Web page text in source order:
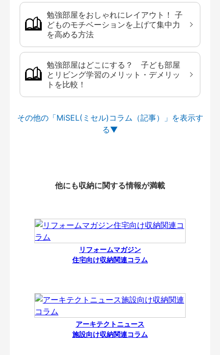
勉強部屋をおしゃれにレイアウト！ 子
どものモチベーションを上げて集中力
を高める方法
勉強部屋はどこにする？ 子ども部屋
とリビング学習のメリット・デメリッ
トを比較！
その他の「MiSEL(ミセル)コラム（記事）」を
他にも収納に関する情報が満載
リフォームマガジン
住宅向け収納関連コラム
アーキテクトニュース
施設向け収納関連コラム